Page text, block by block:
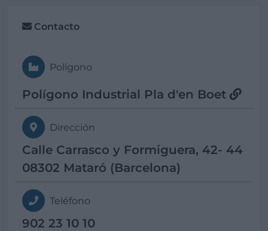
Contacto
Polígono
Polígono Industrial Pla d'en Boet
Dirección
Calle Carrasco y Formiguera, 42- 44
08302 Mataró (Barcelona)
Teléfono
902 23 10 10